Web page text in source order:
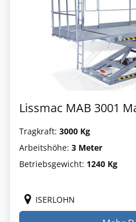
Lissmac MAB 3001
Tragkraft: 3000 Kg
Arbeitshöhe: 3 Meter
Betriebsgewicht: 1240 Kg
ISERLOHN